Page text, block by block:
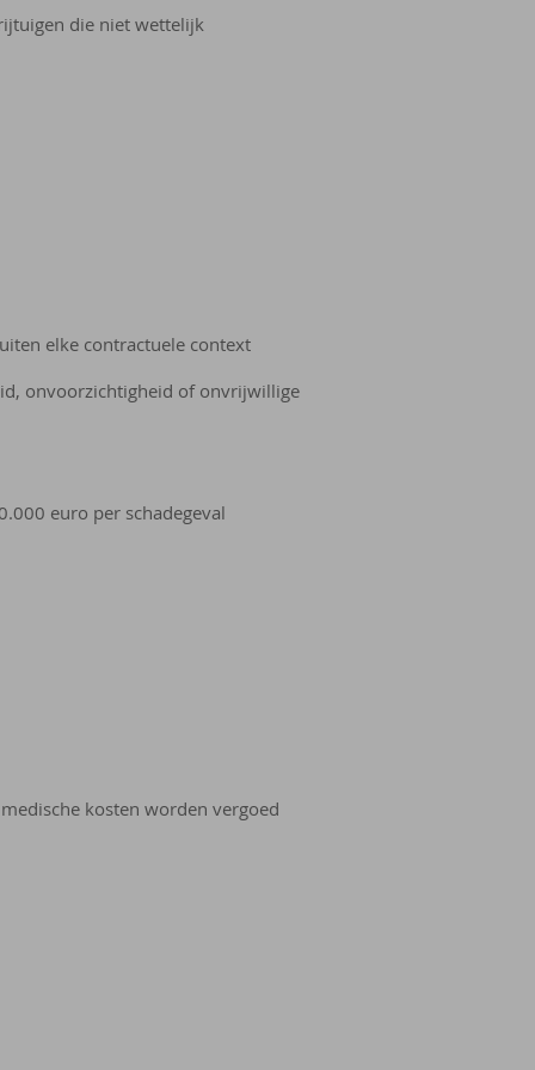
die niet wettelijk
elke contractuele context
onvoorzichtigheid of onvrijwillige
euro per schadegeval
kosten worden vergoed